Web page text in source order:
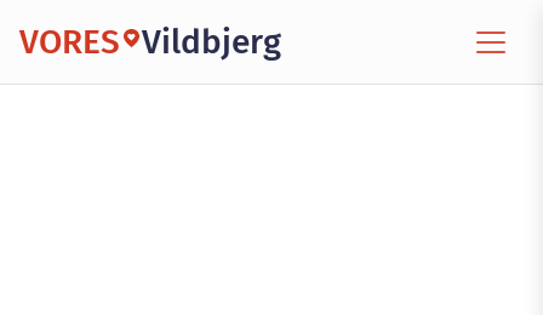
VORES Vildbjerg